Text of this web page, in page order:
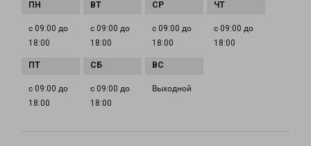
с 09:00 до
18:00
с 09:00 до
18:00
с 09:00 до
18:00
с 09:00 до
18:00
с 09:00 до
18:00
с 09:00 до
18:00
Выходной